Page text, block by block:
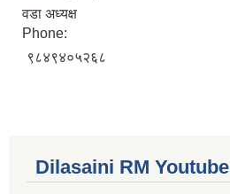
वडा अध्यक्ष
Phone:
९८४९४०५२६८
Dilasaini RM Youtube